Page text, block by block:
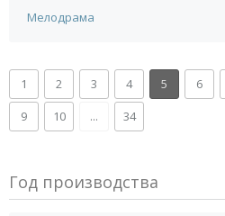
Мелодрама
1 2 3 4 5 6
9
10 ... 34
Год производства